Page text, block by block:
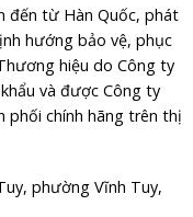
đến từ Hàn Quốc, phát
hướng bảo vệ, phục
hiệu do Công ty
và được Công ty
phối chính hãng trên thị
phường Vĩnh Tuy,